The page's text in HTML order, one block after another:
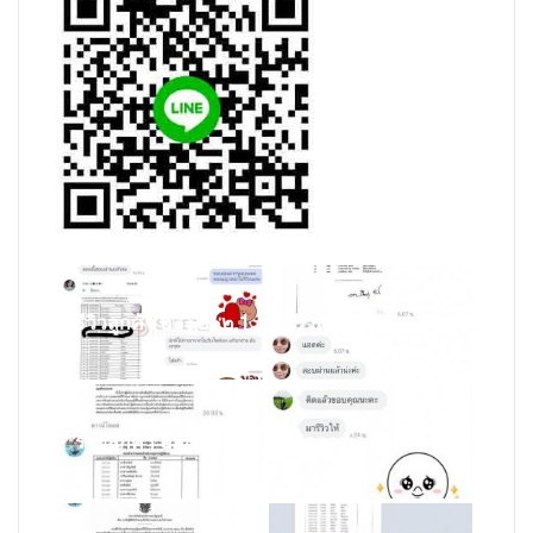
รีวิวลูกค้า ๒๑๐๒๑๒ 1 รีวิวลูกค้า ๒๑๐๒๑๒ 0
รีวิวลูกค้า ๒๑๐๒๑๒ 3 รีวิวลูกค้า ๒๑๐๒๑๒ 4